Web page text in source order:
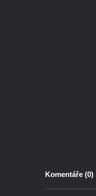
Komentáře (0)